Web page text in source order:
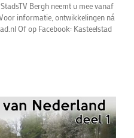
Bergh neemt u mee vanaf
informatie, ontwikkelingen ná
Of op Facebook: Kasteelstad